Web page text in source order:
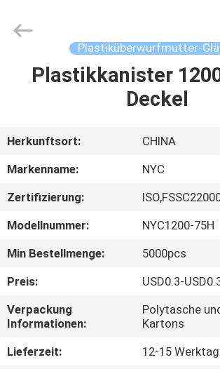
HAUS
ÜBER
UNS
FABRIK-
AUSFLUG
QUALITÄTSKONTROLLE
TRETEN
Rights
Plastiküberwurfmutter-
Plastikkanister
Deckel
Herkunftsort:
CHINA
Markenname:
NYC
Zertifizierung:
Modellnummer:
NYC1200-75H
Min Bestellmenge:
5000pcs
Preis:
USD0.3-
Verpackung
Informationen:
Polytasche
Kartons
Lieferzeit:
12-15